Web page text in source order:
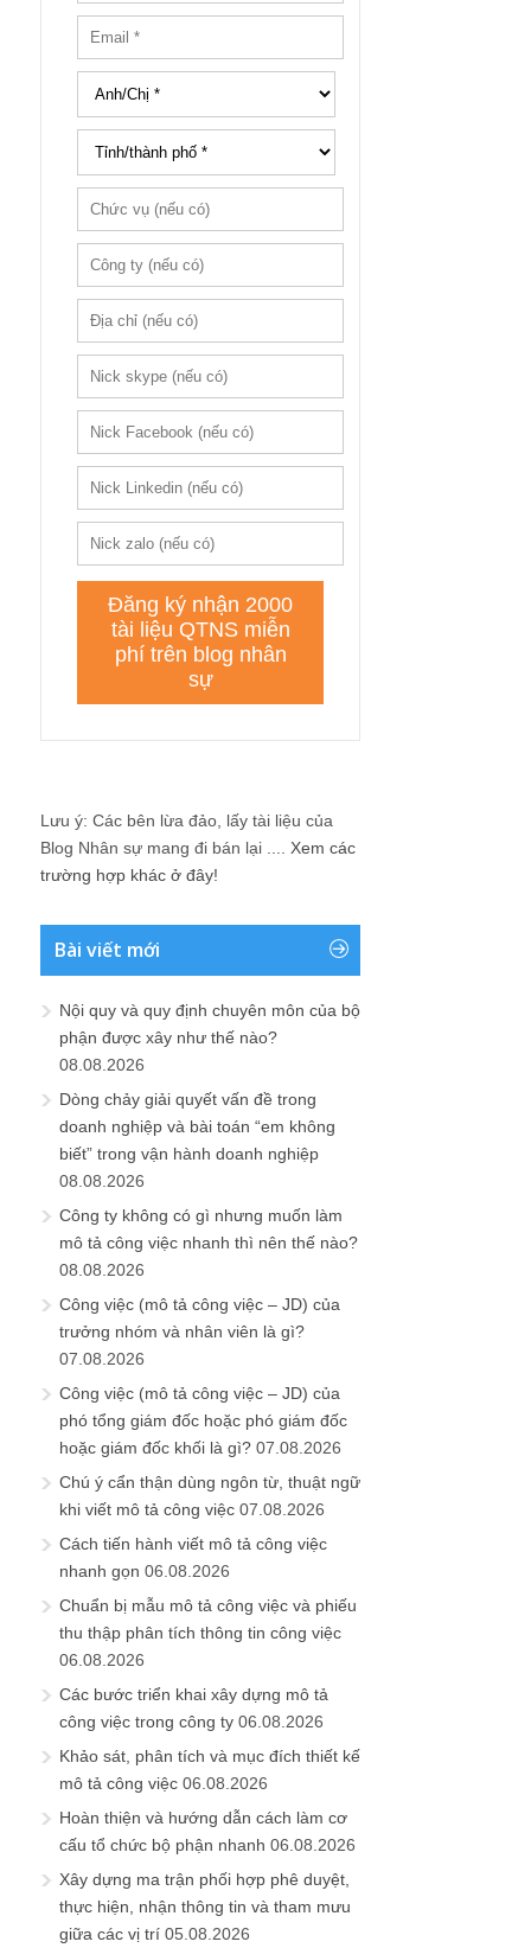
Lưu ý: Các bên lừa đảo, lấy tài liệu của
Blog Nhân sự mang đi bán lại .... Xem các
trường hợp khác ở đây!
Bài viết mới
Nội quy và quy định chuyên môn của bộ
phận được xây như thế nào?
08.08.2026
Dòng chảy giải quyết vấn đề trong
doanh nghiệp và bài toán “em không
biết” trong vận hành doanh nghiệp
08.08.2026
Công ty không có gì nhưng muốn làm
mô tả công việc nhanh thì nên thế nào?
08.08.2026
Công việc (mô tả công việc – JD) của
trưởng nhóm và nhân viên là gì?
07.08.2026
Công việc (mô tả công việc – JD) của
phó tổng giám đốc hoặc phó giám đốc
hoặc giám đốc khối là gì? 07.08.2026
Chú ý cẩn thận dùng ngôn từ, thuật ngữ
khi viết mô tả công việc 07.08.2026
Cách tiến hành viết mô tả công việc
nhanh gọn 06.08.2026
Chuẩn bị mẫu mô tả công việc và phiếu
thu thập phân tích thông tin công việc
06.08.2026
Các bước triển khai xây dựng mô tả
công việc trong công ty 06.08.2026
Khảo sát, phân tích và mục đích thiết kế
mô tả công việc 06.08.2026
Hoàn thiện và hướng dẫn cách làm cơ
cấu tổ chức bộ phận nhanh 06.08.2026
Xây dựng ma trận phối hợp phê duyệt,
thực hiện, nhận thông tin và tham mưu
giữa các vị trí 05.08.2026